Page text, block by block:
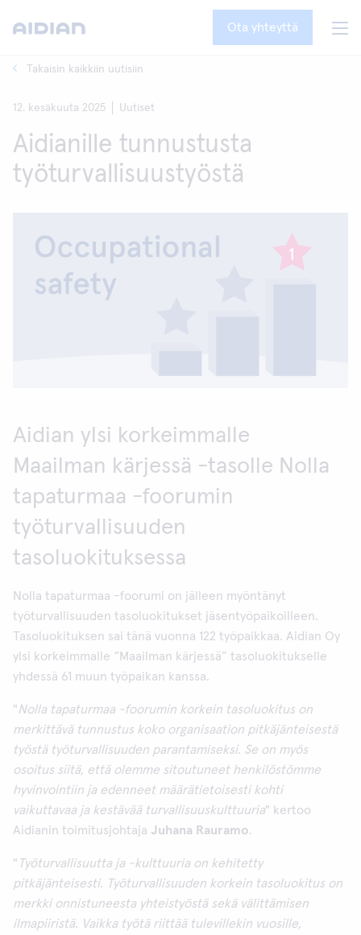
Ota yhteyttä
Takaisin kaikkiin uutisiin
12. kesäkuuta 2025 Uutiset
Aidianille tunnustusta
työturvallisuustyöstä
Aidian ylsi korkeimmalle
Maailman kärjessä -tasolle Nolla
tapaturmaa -foorumin
työturvallisuuden
tasoluokituksessa
Nolla tapaturmaa -foorumi on jälleen myöntänyt
työturvallisuuden tasoluokitukset jäsentyöpaikoilleen.
Tasoluokituksen sai tänä vuonna 122 työpaikkaa. Aidian Oy
ylsi korkeimmalle “Maailman kärjessä” tasoluokitukselle
yhdessä 61 muun työpaikan kanssa.
"Nolla tapaturmaa -foorumin korkein tasoluokitus on
merkittävä tunnustus koko organisaation pitkäjänteisestä
työstä työturvallisuuden parantamiseksi. Se on myös
osoitus siitä, että olemme sitoutuneet henkilöstömme
hyvinvointiin ja edenneet määrätietoisesti kohti
vaikuttavaa ja kestävää turvallisuuskulttuuria" kertoo
Aidianin toimitusjohtaja Juhana Rauramo.
" Työturvallisuutta ja -kulttuuria on kehitetty
pitkäjänteisesti. Työturvallisuuden korkein tasoluokitus on
merkki onnistuneesta yhteistyöstä sekä välittämisen
ilmapiiristä. Vaikka työtä riittää tulevillekin vuosille,